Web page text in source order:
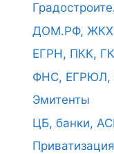
ДОМ.РФ, ЖКХ
ЕГРН, ПКК,
ФНС, ЕГРЮЛ,
Эмитенты
ЦБ, банки,